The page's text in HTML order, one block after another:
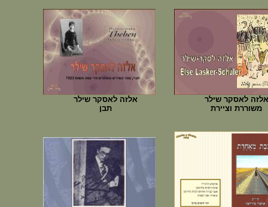
אלזה לאסקר שילר
תבן
אלזה לאסקר שילר
משוררת וציירת